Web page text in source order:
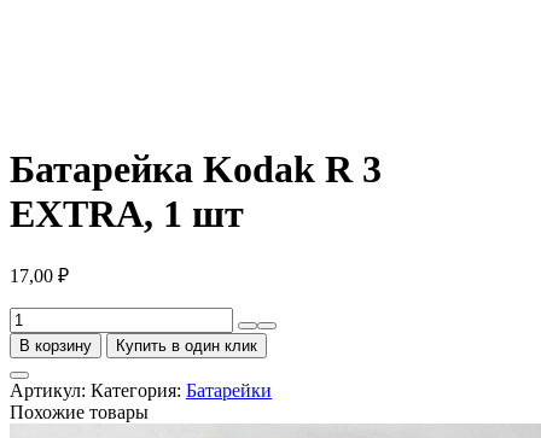
Батарейка Kodak R 3
EXTRA, 1 шт
17,00 ₽
Количество
товара
Батарейка
Kodak
R
3
В корзину Купить в один клик
Артикул: Категория: Батарейки
Похожие товары